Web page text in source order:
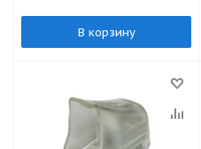
В корзину